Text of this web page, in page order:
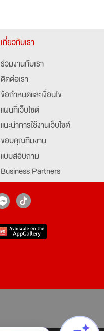
เกี่ยวกับเรา
ร่วมงานกับเรา
ติดต่อเรา
ข้อกำหนดและเงื่อนไข
แผนที่เว็บไซต์
แนะนำการใช้งานเว็บไซต์
ขอบคุณทีมงาน
แบบสอบถาม
Business Partners
Partner มหาวิทยาลัย
Job Index
job